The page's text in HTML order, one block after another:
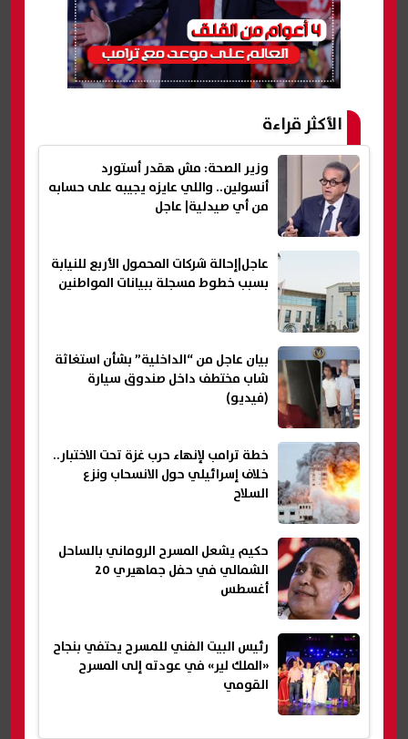
الأكثر قراءة
وزير الصحة: مش هقدر أستورد
أنسولين.. واللي عايزه يجيبه على حسابه
من أي صيدلية| عاجل
عاجل|إحالة شركات المحمول الأربع للنيابة
بسبب خطوط مسجلة ببيانات المواطنين
بيان عاجل من “الداخلية” بشأن استغاثة
شاب مختطف داخل صندوق سيارة
(فيديو)
خطة ترامب لإنهاء حرب غزة تحت الاختبار..
خلاف إسرائيلي حول الانسحاب ونزع
السلاح
حكيم يشعل المسرح الروماني بالساحل
الشمالي في حفل جماهيري 20
أغسطس
رئيس البيت الفني للمسرح يحتفي بنجاح
«الملك لير» في عودته إلى المسرح
القومي